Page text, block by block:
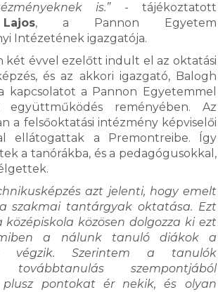
is.”- tájékoztatott
, a Pannon Egyetem
Intézetének igazgatója.
két évvel ezelőtt indult el az oktatási
és az akkori igazgató, Balogh
kapcsolatot a Pannon Egyetemmel
együttműködés reményében. Az
a felsőoktatási intézmény képviselői
ellátogattak a Premontreibe. Így
a tanórákba, és a pedagógusokkal,
azt jelenti, hogy emelt
szakmai tantárgyak oktatása. Ezt
középiskola közösen dolgozza ki ezt
a nálunk tanuló diákok a
végzik. Szerintem a tanulók
továbbtanulás szempontjából
plusz pontokat ér nekik, és olyan